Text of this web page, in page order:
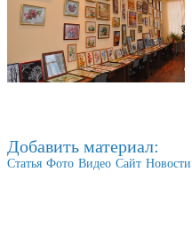
Добавить материал:
Статья Фото Видео Сайт Новости